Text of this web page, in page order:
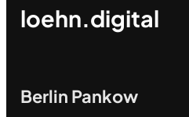
loehn.digital
Berlin Pankow